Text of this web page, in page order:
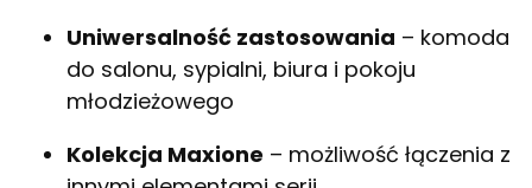
Uniwersalność zastosowania – komoda
do salonu, sypialni, biura i pokoju
młodzieżowego
Kolekcja Maxione – możliwość łączenia z